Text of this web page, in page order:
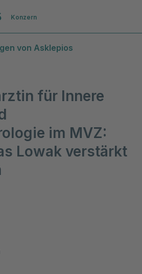
Zur Startseite
Konzern
von Asklepios
für Innere
im MVZ:
Lowak verstärkt